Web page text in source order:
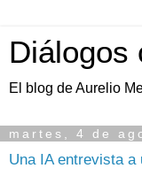
Diálogos
El blog de Aurelio
martes, 4 de
Una IA entrevista a